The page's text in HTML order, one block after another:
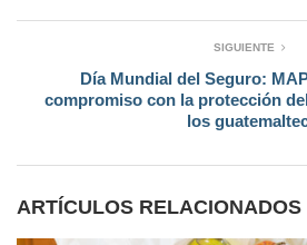
SIGUIENTE
Día Mundial del Seguro:
compromiso con la protección
los
ARTÍCULOS RELACIONADOS